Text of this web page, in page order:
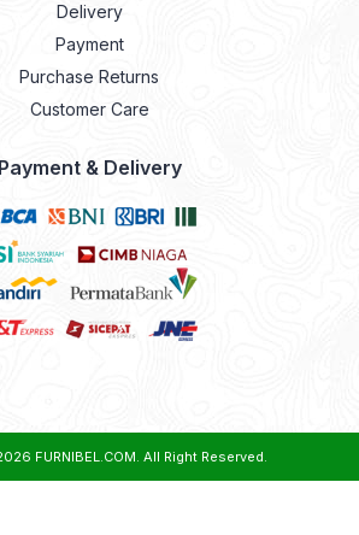
Delivery
Payment
Purchase Returns
Customer Care
Payment & Delivery
FURNIBEL.COM. All Right Reserved.